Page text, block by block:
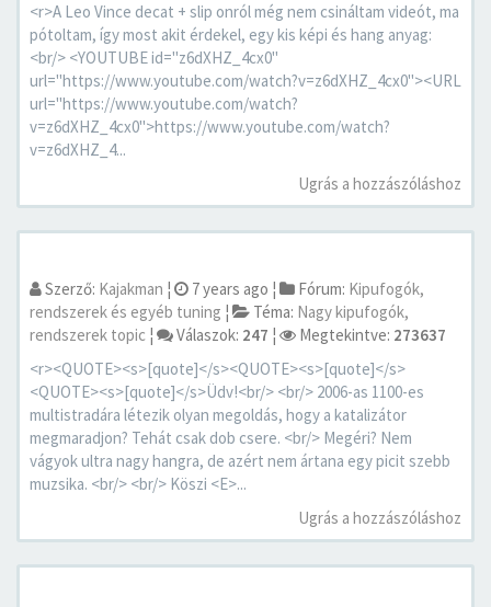
<r>A Leo Vince decat + slip onról még nem csináltam videót, ma
pótoltam, így most akit érdekel, egy kis képi és hang anyag:
<br/> <YOUTUBE id="z6dXHZ_4cx0"
url="https://www.youtube.com/watch?v=z6dXHZ_4cx0"><URL
url="https://www.youtube.com/watch?
v=z6dXHZ_4cx0">https://www.youtube.com/watch?
v=z6dXHZ_4...
Ugrás a hozzászóláshoz
Szerző: Kajakman ¦ 7 years ago ¦ Fórum: Kipufogók,
rendszerek és egyéb tuning ¦ Téma: Nagy kipufogók,
rendszerek topic ¦ Válaszok: 247 ¦ Megtekintve: 273637
<r><QUOTE><s>[quote]</s><QUOTE><s>[quote]</s>
<QUOTE><s>[quote]</s>Üdv!<br/> <br/> 2006-as 1100-es
multistradára létezik olyan megoldás, hogy a katalizátor
megmaradjon? Tehát csak dob csere. <br/> Megéri? Nem
vágyok ultra nagy hangra, de azért nem ártana egy picit szebb
muzsika. <br/> <br/> Köszi <E>...
Ugrás a hozzászóláshoz